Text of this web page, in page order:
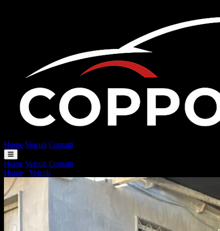
Home Veicoli Contatti
Home Veicoli Contatti
Home
Veicoli